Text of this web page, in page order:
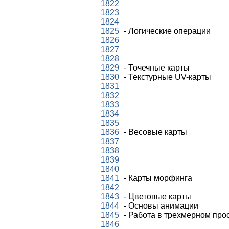
1822
1823
1824
1825 - Логические операции
1826
1827
1828
1829 - Точечные карты
1830 - Текстурные UV-карты
1831
1832
1833
1834
1835
1836 - Весовые карты
1837
1838
1839
1840
1841 - Карты морфинга
1842
1843 - Цветовые карты
1844 - Основы анимации
1845 - Работа в трехмерном
1846